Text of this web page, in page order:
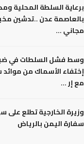
برعاية السلطة المحلية
بالعاصمة عدن ..تدشين
مجاني ...
وسط فشل السلطات في
إختفاء الأسماك من
مع إر ...
وزيرة الخارجية تطلع على
سفارة اليمن بالرياض